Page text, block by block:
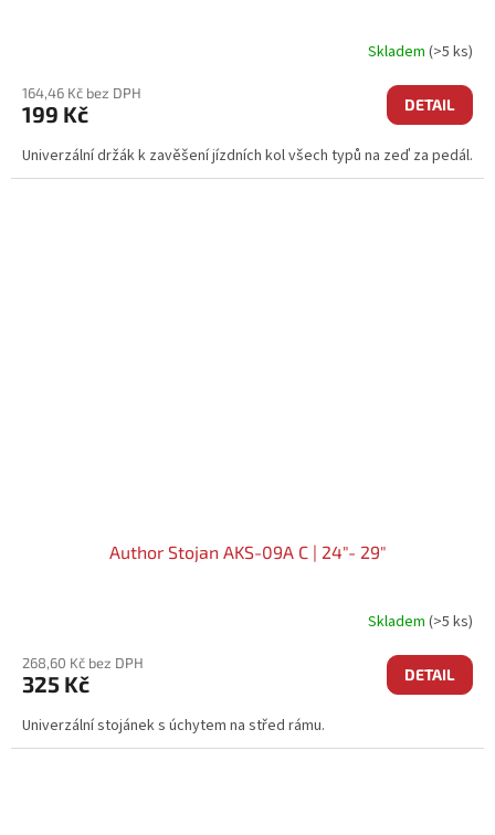
Skladem (>5 ks)
164,46 Kč bez DPH
199 Kč DETAIL
Univerzální držák k zavěšení jízdních kol všech typů na zeď za pedál.
Author Stojan AKS-09A C | 24"- 29"
Skladem (>5 ks)
268,60 Kč bez DPH
325 Kč DETAIL
Univerzální stojánek s úchytem na střed rámu.